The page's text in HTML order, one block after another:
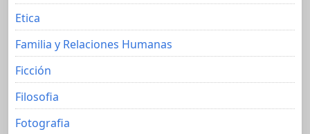
Etica
Familia y Relaciones Humanas
Ficción
Filosofia
Fotografia